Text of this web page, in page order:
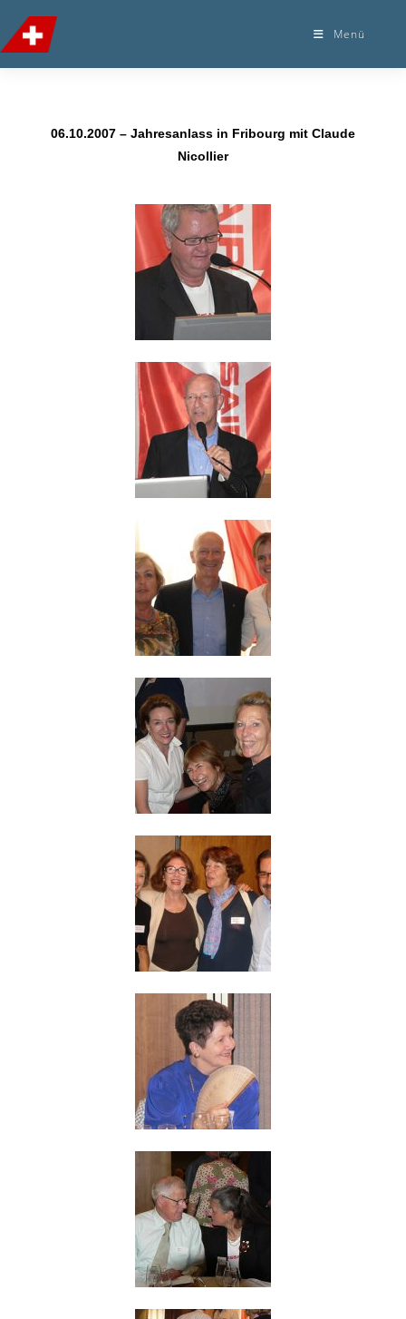
Menü
06.10.2007 – Jahresanlass in Fribourg mit Claude
Nicollier